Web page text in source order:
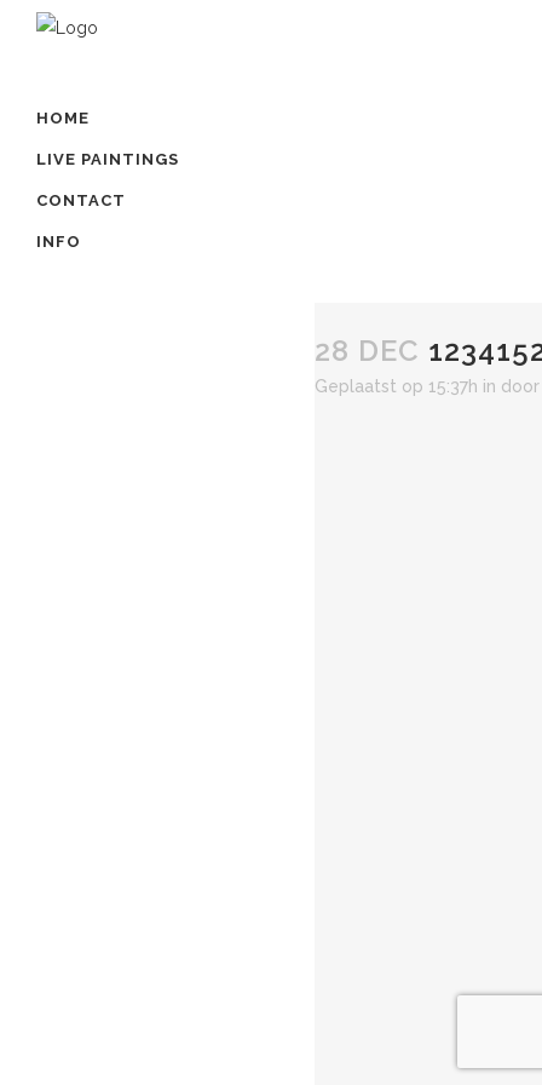
HOME
LIVE PAINTINGS
CONTACT
INFO
28 DEC
Geplaatst op 15:37h in